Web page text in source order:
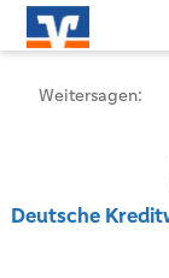
Weitersagen:
Deutsche